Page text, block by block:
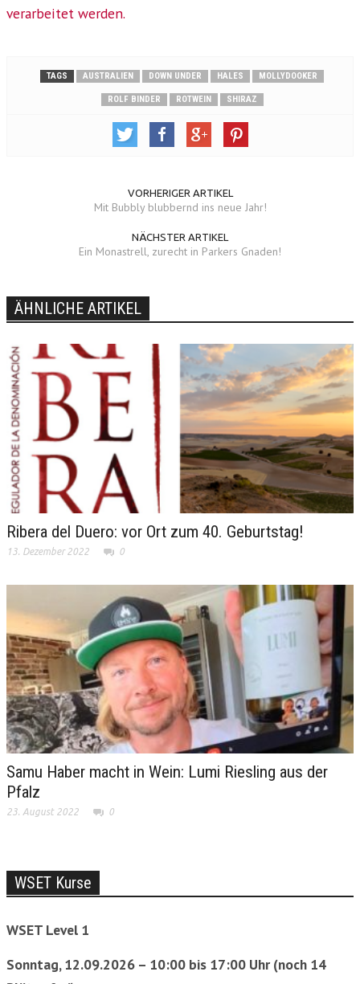
verarbeitet werden.
TAGS AUSTRALIEN DOWN UNDER HALES MOLLYDOOKER
ROLF BINDER ROTWEIN SHIRAZ
VORHERIGER ARTIKEL
Mit Bubbly blubbernd ins neue Jahr!
NÄCHSTER ARTIKEL
Ein Monastrell, zurecht in Parkers Gnaden!
ÄHNLICHE ARTIKEL
Ribera del Duero: vor Ort zum 40. Geburtstag!
13. Dezember 2022 0
Samu Haber macht in Wein: Lumi Riesling aus der
Pfalz
23. August 2022 0
WSET Kurse
WSET Level 1
Sonntag, 12.09.2026 – 10:00 bis 17:00 Uhr (noch 14